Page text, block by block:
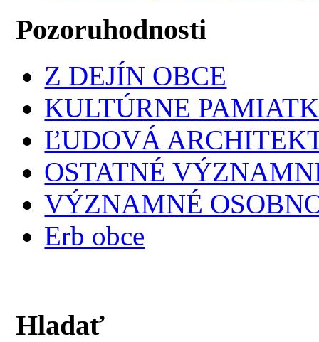
Pozoruhodnosti
Z DEJÍN OBCE
KULTÚRNE
ĽUDOVÁ
OSTATNÉ
VÝZNAMNÉ
Erb obce
Hladať